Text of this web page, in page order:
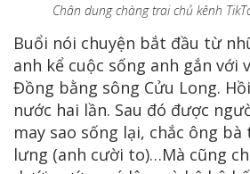
Chân dung chàng trai chủ kênh
Buổi nói chuyện bắt đầu từ
anh kể cuộc sống anh gắn với
Đồng bằng sông Cửu Long.
nước hai lần. Sau đó được
may sao sống lại, chắc ông
lưng (anh cười to)…Mà cũng